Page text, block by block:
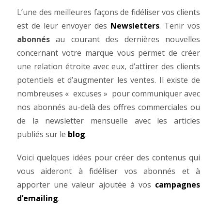
L’une des meilleures façons de fidéliser vos clients
est de leur envoyer des Newsletters. Tenir vos
abonnés au courant des dernières nouvelles
concernant votre marque vous permet de créer
une relation étroite avec eux, d’attirer des clients
potentiels et d’augmenter les ventes. Il existe de
nombreuses « excuses » pour communiquer avec
nos abonnés au-delà des offres commerciales ou
de la newsletter mensuelle avec les articles
publiés sur le blog.
Voici quelques idées pour créer des contenus qui
vous aideront à fidéliser vos abonnés et à
apporter une valeur ajoutée à vos campagnes
d’emailing.